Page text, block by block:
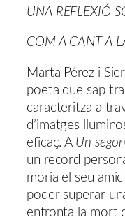
UNA REFLEXIÓ
COM A CANT A
Marta Pérez i
poeta que sap
caracteritza a
d’imatges
eficaç. A Un
un record
moria el seu
poder superar
enfronta la mort